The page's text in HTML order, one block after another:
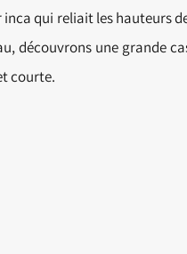
inca qui reliait les hauteurs
découvrons une grande
courte.